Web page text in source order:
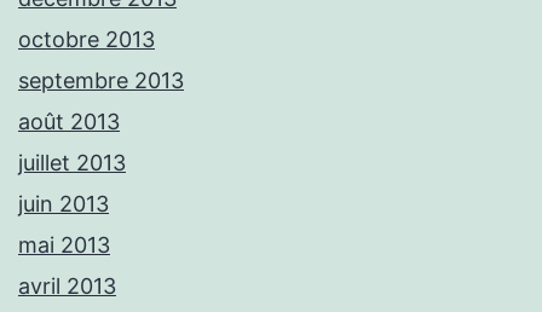
octobre 2013
septembre 2013
août 2013
juillet 2013
juin 2013
mai 2013
avril 2013